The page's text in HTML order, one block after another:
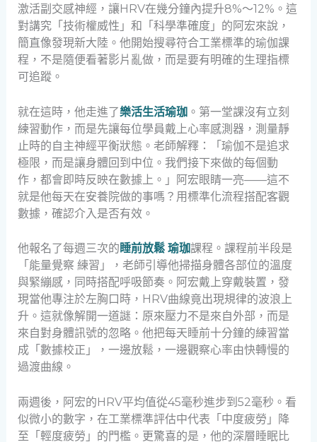
激活副交感神經，讓HRV在幾分鐘內提升8%～12%。這
對講究「技術權威性」和「科學準確度」的阿宏來說，
簡直像發現新大陸。他開始搜尋符合工業標準的瑜伽課
程，不是隨便看著影片亂做，而是要有明確的生理指標
可追蹤。
就在這時，他走進了樂活生活瑜珈。第一堂課沒有立刻
練習動作，而是先讓每位學員戴上心率感測器，測量靜
止時的自主神經平衡狀態。老師解釋：「瑜伽不是追求
極限，而是讓身體回到中位。我們接下來做的每個動
作，都會即時反映在數據上。」阿宏眼睛一亮——這不
就是他每天在安養院做的事嗎？用標準化流程搭配客觀
數據，確認介入是否有效。
他報名了每週三次的睡前放鬆 瑜珈課程。課程前半段是
「能量覺察 練習」，老師引導他掃描身體各部位的溫度
與緊繃感，同時搭配呼吸節奏。阿宏戴上穿戴裝置，發
現當他專注於左胸口時，HRV曲線竟出現規律的波浪上
升。這就像解開一道謎：原來壓力不是來自外部，而是
來自對身體訊號的忽略。他把每天睡前十分鐘的練習當
成「數據校正」，一邊放鬆，一邊觀察心率由快轉慢的
過渡曲線。
兩週後，阿宏的HRV平均值從45毫秒進步到52毫秒。看
似微小的數字，在工業標準評估中代表「中度疲勞」降
至「輕度疲勞」的門檻。更驚喜的是，他的深層睡眠比